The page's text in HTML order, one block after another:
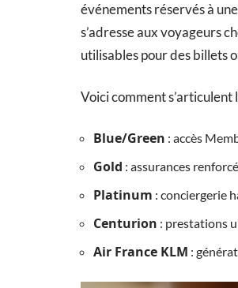
événements réservés à
s’adresse aux voyageurs
utilisables pour des billets
Voici comment s’articulent
Blue/Green : accès
Gold : assurances
Platinum : conciergerie
Centurion : prestations
Air France KLM :